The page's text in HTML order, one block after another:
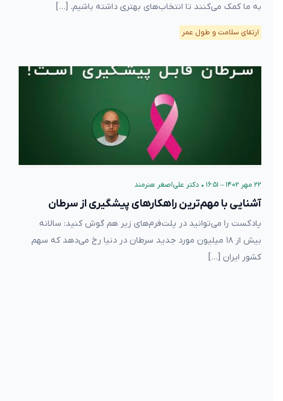
به ما کمک می‌کنند تا انتخاب‌های بهتری داشته باشیم. […]
ارتقای سلامت و طول عمر
۲۲ مهر ۱۴۰۲ – ۱۶:۵۱ • دکتر علی‌اصغر هنرمند
آشنایی با مهم‌ترین راهکارهای پیشگیری از سرطان
پادکست را می‌توانید در پلت‌فرم‌های زیر هم گوش کنید: سالانه
بیش از ۱۸ میلیون مورد جدید سرطان در دنیا رخ می‌دهد که سهم
کشور ایران […]